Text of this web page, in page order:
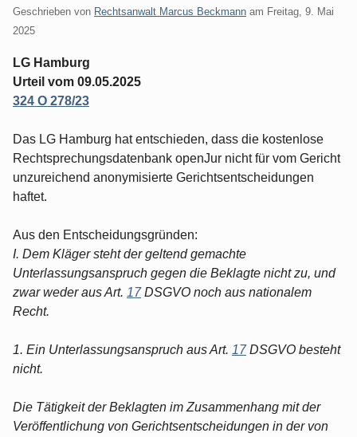
Geschrieben von Rechtsanwalt Marcus Beckmann am Freitag, 9. Mai
2025
LG Hamburg
Urteil vom 09.05.2025
324 O 278/23
Das LG Hamburg hat entschieden, dass die kostenlose
Rechtsprechungsdatenbank openJur nicht für vom Gericht
unzureichend anonymisierte Gerichtsentscheidungen
haftet.
Aus den Entscheidungsgründen:
I. Dem Kläger steht der geltend gemachte
Unterlassungsanspruch gegen die Beklagte nicht zu, und
zwar weder aus Art. 17DSGVO noch aus nationalem
Recht.
1. Ein Unterlassungsanspruch aus Art. 17DSGVO besteht
nicht.
Die Tätigkeit der Beklagten im Zusammenhang mit der
Veröffentlichung von Gerichtsentscheidungen in der von